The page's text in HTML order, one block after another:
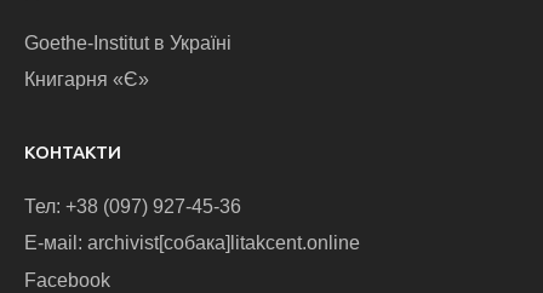
Goethe-Institut в Україні
Книгарня «Є»
КОНТАКТИ
Тел: +38 (097) 927-45-36
E-маіl: archivist[собака]litakcent.online
Facebook